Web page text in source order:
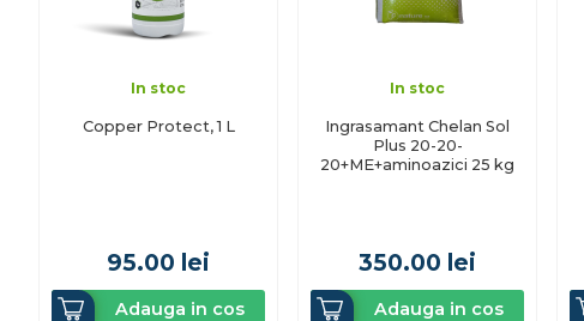
In stoc
Copper Protect, 1 L
95.00 lei
Adauga in cos
In stoc
Ingrasamant Chelan Sol
Plus 20-20-
20+ME+aminoazici 25 kg
350.00 lei
Adauga in cos